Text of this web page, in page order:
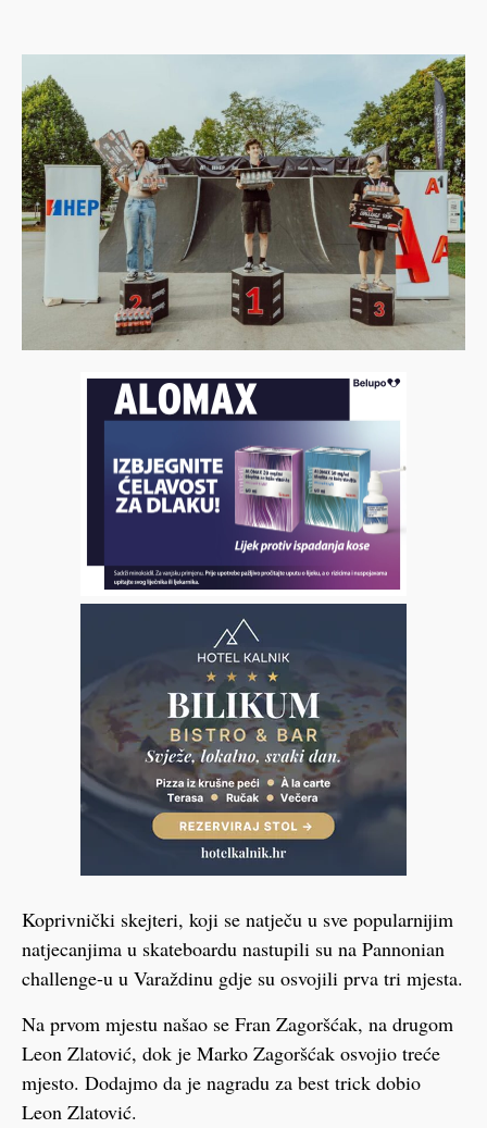
Koprivnički skejteri, koji se natječu u sve popularnijim
natjecanjima u skateboardu nastupili su na Pannonian
challenge-u u Varaždinu gdje su osvojili prva tri mjesta.
Na prvom mjestu našao se Fran Zagoršćak, na drugom
Leon Zlatović, dok je Marko Zagoršćak osvojio treće
mjesto. Dodajmo da je nagradu za best trick dobio
Leon Zlatović.